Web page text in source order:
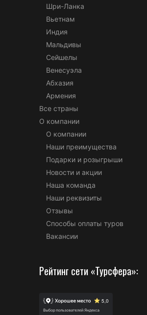
Шри-Ланка
Вьетнам
Индия
Мальдивы
Сейшелы
Венесуэла
Абхазия
Армения
Все страны
О компании
О компании
Наши преимущества
Подарки и розыгрыши
Новости и акции
Наша команда
Наши реквизиты
Отзывы
Способы оплаты туров
Вакансии
Рейтинг сети «Турсфера»: